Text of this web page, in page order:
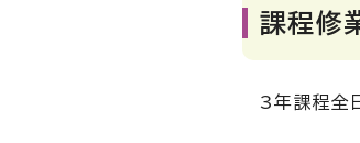
課程修
3年課程全